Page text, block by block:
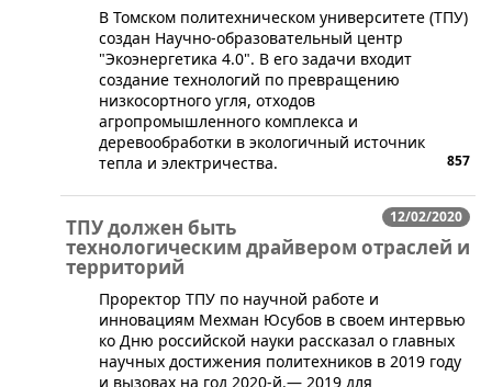
​В Томском политехническом университете (ТПУ)
создан Научно-образовательный центр
"Экоэнергетика 4.0". В его задачи входит
создание технологий по превращению
низкосортного угля, отходов
агропромышленного комплекса и
деревообработки в экологичный источник
тепла и электричества.
857
12/02/2020
ТПУ должен быть
технологическим драйвером отраслей и
территорий
​Проректор ТПУ по научной работе и
инновациям Мехман Юсубов в своем интервью
ко Дню российской науки рассказал о главных
научных достижения политехников в 2019 году
и вызовах на год 2020-й.— 2019 для